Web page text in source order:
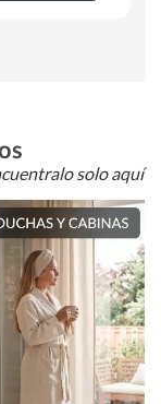
solo aquí